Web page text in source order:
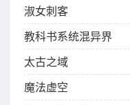
淑女刺客
教科书系统混异界
太古之域
魔法虚空